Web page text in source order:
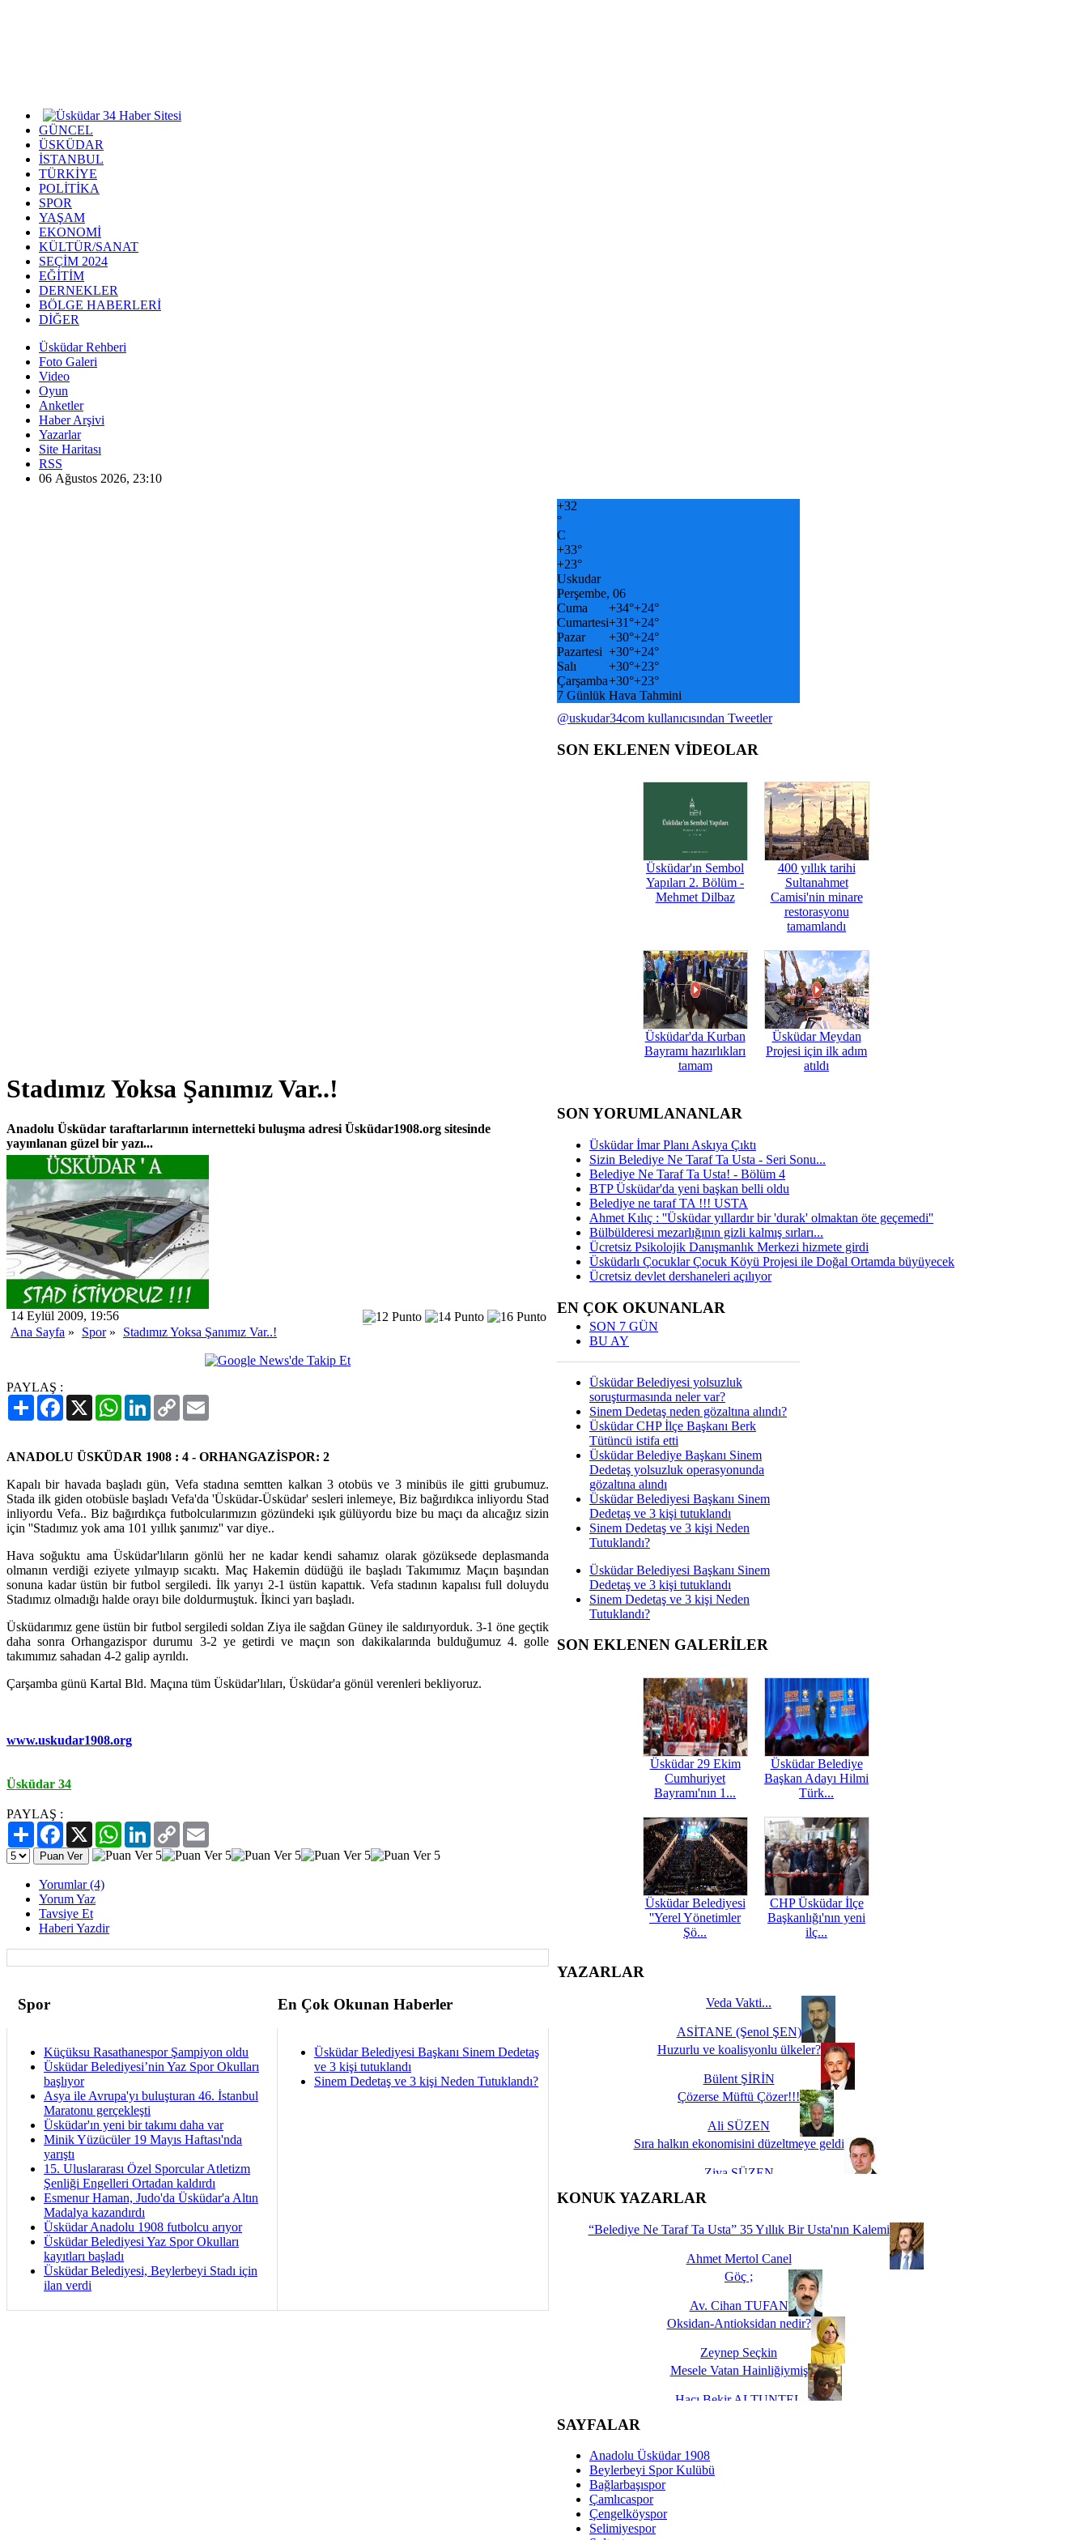
GÜNCEL
ÜSKÜDAR
İSTANBUL
TÜRKİYE
POLİTİKA
SPOR
YAŞAM
EKONOMİ
KÜLTÜR/SANAT
SEÇİM 2024
EĞİTİM
DERNEKLER
BÖLGE HABERLERİ
DİĞER
Üsküdar Rehberi
Foto Galeri
Video
Oyun
Anketler
Haber Arşivi
Yazarlar
Site Haritası
RSS
06 Ağustos 2026, 23:10
Stadımız Yoksa Şanımız Var..!
Anadolu Üsküdar taraftarlarının internetteki buluşma adresi Üsküdar1908.org sitesinde
yayınlanan güzel bir yazı...
14 Eylül 2009, 19:56
Ana Sayfa » Spor» Stadımız Yoksa Şanımız Var..!
PAYLAŞ :
PaylaşFacebook
X WhatsAppLinkedIn
Copy
Link
ANADOLU ÜSKÜDAR 1908 : 4 - ORHANGAZİSPOR: 2
Kapalı bir havada başladı gün, Vefa stadına semtten kalkan 3 otobüs ve 3 minibüs ile gitti grubumuz.
Stada ilk giden otobüsle başladı Vefa'da 'Üsküdar-Üsküdar' sesleri inlemeye, Biz bağırdıkca inliyordu Stad
inliyordu Vefa.. Biz bağırdıkça futbolcularımızın gözündeki ışık gülüyordu bize bu maçı da alıcağız sizin
için ''Stadımız yok ama 101 yıllık şanımız'' var diye..
Hava soğuktu ama Üsküdar'lıların gönlü her ne kadar kendi sahamız olarak gözüksede deplasmanda
olmanın verdiği eziyete yılmayıp sıcaktı. Maç Hakemin düdüğü ile başladı Takımımız Maçın başından
sonuna kadar üstün bir futbol sergiledi. İlk yarıyı 2-1 üstün kapattık. Vefa stadının kapalısı full doluydu
Stadımız olmadığı halde orayı bile doldurmuştuk. İkinci yarı başladı.
Üsküdarımız gene üstün bir futbol sergiledi soldan Ziya ile sağdan Güney ile saldırıyorduk. 3-1 öne geçtik
daha sonra Orhangazispor durumu 3-2 ye getirdi ve maçın son dakikalarında bulduğumuz 4. golle
takımımız sahadan 4-2 galip ayrıldı.
Çarşamba günü Kartal Bld. Maçına tüm Üsküdar'lıları, Üsküdar'a gönül verenleri bekliyoruz.
www.uskudar1908.org
Üsküdar 34
PAYLAŞ :
PaylaşFacebook
X WhatsAppLinkedIn
Copy
Link
Yorumlar (4)
Yorum Yaz
Tavsiye Et
Haberi Yazdir
Spor En Çok Okunan Haberler
Küçüksu Rasathanespor Şampiyon oldu
Üsküdar Belediyesi’nin Yaz Spor Okulları
başlıyor
Asya ile Avrupa'yı buluşturan 46. İstanbul
Maratonu gerçekleşti
Üsküdar'ın yeni bir takımı daha var
Minik Yüzücüler 19 Mayıs Haftası'nda
yarıştı
15. Uluslararası Özel Sporcular Atletizm
Şenliği Engelleri Ortadan kaldırdı
Esmenur Haman, Judo'da Üsküdar'a Altın
Madalya kazandırdı
Üsküdar Anadolu 1908 futbolcu arıyor
Üsküdar Belediyesi Yaz Spor Okulları
kayıtları başladı
Üsküdar Belediyesi, Beylerbeyi Stadı için
ilan verdi
Üsküdar Belediyesi Başkanı Sinem Dedetaş
ve 3 kişi tutuklandı
Sinem Dedetaş ve 3 kişi Neden Tutuklandı?
+32
°
C
+33°
+23°
Uskudar
Perşembe, 06
Cuma
+34°+24°
Cumartesi+31°+24°
Pazar
+30°+24°
Pazartesi +30°+24°
Salı
+30°+23°
Çarşamba+30°+23°
7 Günlük Hava Tahmini
@uskudar34com kullanıcısından Tweetler
SON EKLENEN VİDEOLAR
Üsküdar'ın Sembol
Yapıları 2. Bölüm -
Mehmet Dilbaz
400 yıllık tarihi
Sultanahmet
Camisi'nin minare
restorasyonu
tamamlandı
Üsküdar'da Kurban
Bayramı hazırlıkları
tamam
Üsküdar Meydan
Projesi için ilk adım
atıldı
SON YORUMLANANLAR
Üsküdar İmar Planı Askıya Çıktı
Sizin Belediye Ne Taraf Ta Usta - Seri Sonu...
Belediye Ne Taraf Ta Usta! - Bölüm 4
BTP Üsküdar'da yeni başkan belli oldu
Belediye ne taraf TA !!! USTA
Ahmet Kılıç : ''Üsküdar yıllardır bir 'durak' olmaktan öte geçemedi''
Bülbülderesi mezarlığının gizli kalmış sırları...
Ücretsiz Psikolojik Danışmanlık Merkezi hizmete girdi
Üsküdarlı Çocuklar Çocuk Köyü Projesi ile Doğal Ortamda büyüyecek
Ücretsiz devlet dershaneleri açılıyor
EN ÇOK OKUNANLAR
SON 7 GÜN
BU AY
Üsküdar Belediyesi yolsuzluk
soruşturmasında neler var?
Sinem Dedetaş neden gözaltına alındı?
Üsküdar CHP İlçe Başkanı Berk
Tütüncü istifa etti
Üsküdar Belediye Başkanı Sinem
Dedetaş yolsuzluk operasyonunda
gözaltına alındı
Üsküdar Belediyesi Başkanı Sinem
Dedetaş ve 3 kişi tutuklandı
Sinem Dedetaş ve 3 kişi Neden
Tutuklandı?
Üsküdar Belediyesi Başkanı Sinem
Dedetaş ve 3 kişi tutuklandı
Sinem Dedetaş ve 3 kişi Neden
Tutuklandı?
SON EKLENEN GALERİLER
Üsküdar 29 Ekim
Cumhuriyet
Bayramı'nın 1...
Üsküdar Belediye
Başkan Adayı Hilmi
Türk...
Üsküdar Belediyesi
''Yerel Yönetimler
Şö...
CHP Üsküdar İlçe
Başkanlığı'nın yeni
ilç...
YAZARLAR
Veda Vakti...
ASİTANE (Şenol ŞEN)
Huzurlu ve koalisyonlu ülkeler?
Bülent ŞİRİN
Çözerse Müftü Çözer!!!
Ali SÜZEN
Sıra halkın ekonomisini düzeltmeye geldi
Ziya SÜZEN
İşte Biz buyuz...
KONUK YAZARLAR
“Belediye Ne Taraf Ta Usta” 35 Yıllık Bir Usta'nın Kalemi
Ahmet Mertol Canel
Göç ;
Av. Cihan TUFAN
Oksidan-Antioksidan nedir?
Zeynep Seçkin
Mesele Vatan Hainliğiymiş
Hacı Bekir ALTUNTEL
Dünya Fani, Ama Kısa Bir Süre De Olsa Burdayız
Hukukun Adaleti Kalmadı Üstadım!
SAYFALAR
Anadolu Üsküdar 1908
Beylerbeyi Spor Kulübü
Bağlarbaşıspor
Çamlıcaspor
Çengelköyspor
Selimiyespor